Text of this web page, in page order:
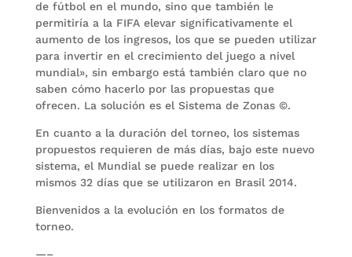
de fútbol en el mundo, sino que también le
permitiría a la FIFA elevar significativamente el
aumento de los ingresos, los que se pueden utilizar
para invertir en el crecimiento del juego a nivel
mundial», sin embargo está también claro que no
saben cómo hacerlo por las propuestas que
ofrecen. La solución es el Sistema de Zonas ©.
En cuanto a la duración del torneo, los sistemas
propuestos requieren de más días, bajo este nuevo
sistema, el Mundial se puede realizar en los
mismos 32 días que se utilizaron en Brasil 2014.
Bienvenidos a la evolución en los formatos de
torneo.
—–